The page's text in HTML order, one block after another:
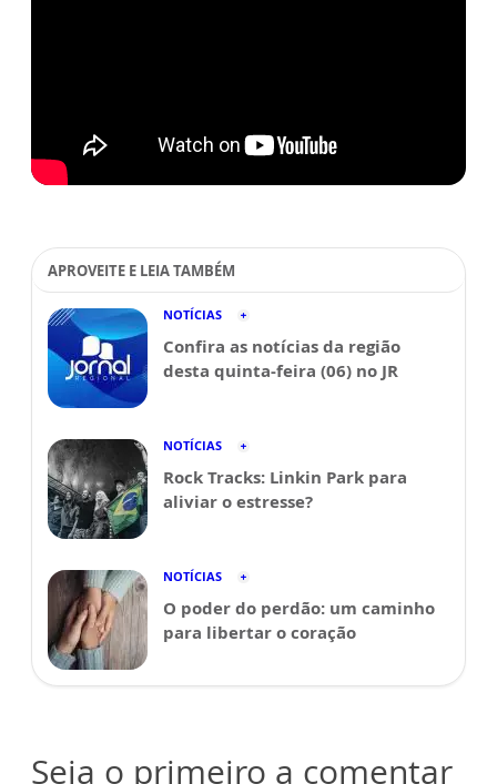
APROVEITE E LEIA TAMBÉM
NOTÍCIAS
Confira as notícias da região
desta quinta-feira (06) no JR
NOTÍCIAS
Rock Tracks: Linkin Park para
aliviar o estresse?
NOTÍCIAS
O poder do perdão: um caminho
para libertar o coração
Seja o primeiro a comentar